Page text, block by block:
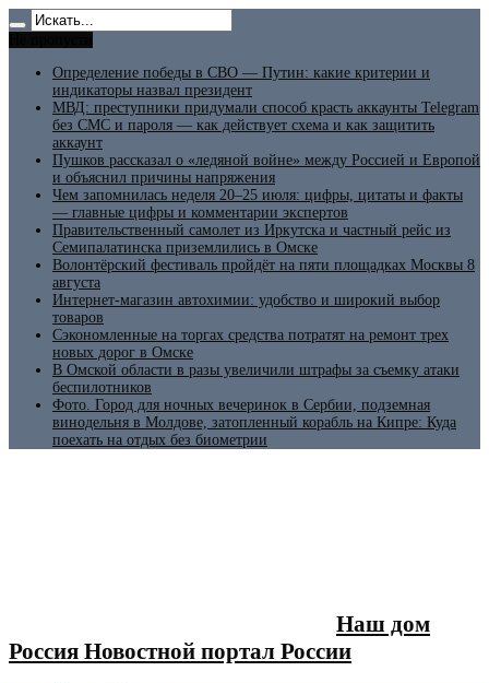
Определение победы в СВО — Путин: какие критерии и
индикаторы назвал президент
МВД: преступники придумали способ красть аккаунты Telegram
без СМС и пароля — как действует схема и как защитить
аккаунт
Пушков рассказал о «ледяной войне» между Россией и Европой
и объяснил причины напряжения
Чем запомнилась неделя 20–25 июля: цифры, цитаты и факты
— главные цифры и комментарии экспертов
Правительственный самолет из Иркутска и частный рейс из
Семипалатинска приземлились в Омске
Волонтёрский фестиваль пройдёт на пяти площадках Москвы 8
августа
Интернет-магазин автохимии: удобство и широкий выбор
товаров
Сэкономленные на торгах средства потратят на ремонт трех
новых дорог в Омске
В Омской области в разы увеличили штрафы за съемку атаки
беспилотников
Фото. Город для ночных вечеринок в Сербии, подземная
винодельня в Молдове, затопленный корабль на Кипре: Куда
поехать на отдых без биометрии
Наш дом
Россия Новостной портал России